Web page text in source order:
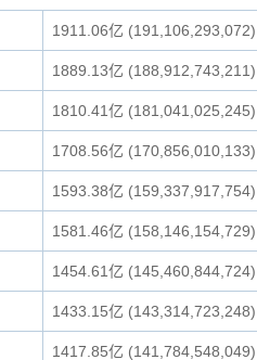
1911.06亿 (191,106,293,072)
1889.13亿 (188,912,743,211)
1810.41亿 (181,041,025,245)
1708.56亿 (170,856,010,133)
1593.38亿 (159,337,917,754)
1581.46亿 (158,146,154,729)
1454.61亿 (145,460,844,724)
1433.15亿 (143,314,723,248)
1417.85亿 (141,784,548,049)